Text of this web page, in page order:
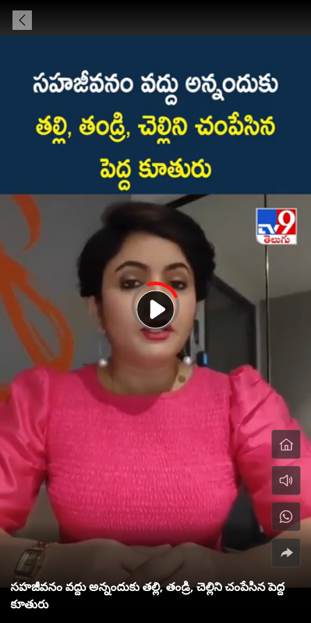
సహజీవనం వద్దు అన్నందుకు తల్లి, తండ్రి, చెల్లిని చంపేసిన పెద్ద
కూతురు